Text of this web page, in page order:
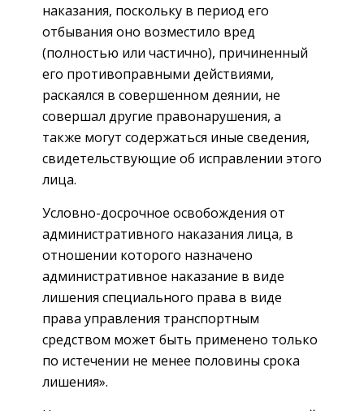
наказания, поскольку в период его
отбывания оно возместило вред
(полностью или частично), причиненный
его противоправными действиями,
раскаялся в совершенном деянии, не
совершал другие правонарушения, а
также могут содержаться иные сведения,
свидетельствующие об исправлении этого
лица.
Условно-досрочное освобождения от
административного наказания лица, в
отношении которого назначено
административное наказание в виде
лишения специального права в виде
права управления транспортным
средством может быть применено только
по истечении не менее половины срока
лишения».